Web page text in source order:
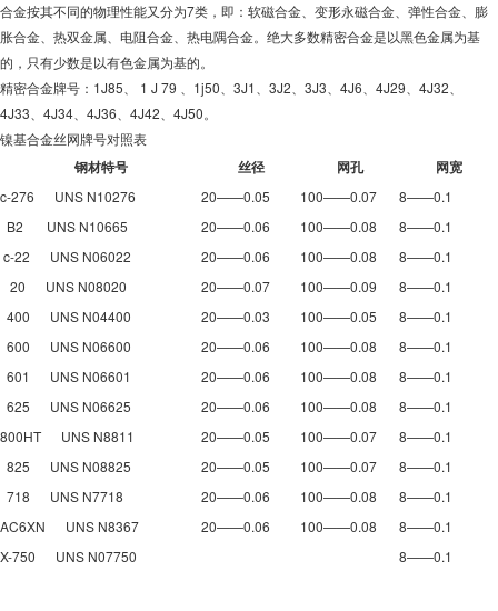
合金按其不同的物理性能又分为7类，即：软磁合金、变形永磁合金、弹性合金、膨
胀合金、热双金属、电阻合金、热电隅合金。绝大多数精密合金是以黑色金属为基
的，只有少数是以有色金属为基的。
精密合金牌号：1J85、 1 J 79 、1j50、3J1、3J2、3J3、4J6、4J29、4J32、
4J33、4J34、4J36、4J42、4J50。
镍基合金丝网牌号对照表
钢材特号 丝径 网孔 网宽
c-276 UNS N10276 20——0.05 100——0.07
8——0.1
B2 UNS N10665
20——0.06 100——0.08
8——0.1
c-22 UNS N06022
20——0.06 100——0.08
8——0.1
20 UNS N08020
20——0.07 100——0.09
8——0.1
400 UNS N04400
20——0.03 100——0.05
8——0.1
600 UNS N06600
20——0.06 100——0.08
8——0.1
601 UNS N06601
20——0.06 100——0.08
8——0.1
625 UNS N06625
20——0.06 100——0.08
8——0.1
800HT UNS N8811
20——0.05 100——0.07
8——0.1
825 UNS N08825
20——0.05 100——0.07
8——0.1
718 UNS N7718
20——0.06 100——0.08
8——0.1
AC6XN UNS N8367
20——0.06 100——0.08
8——0.1
X-750 UNS N07750
8——0.1